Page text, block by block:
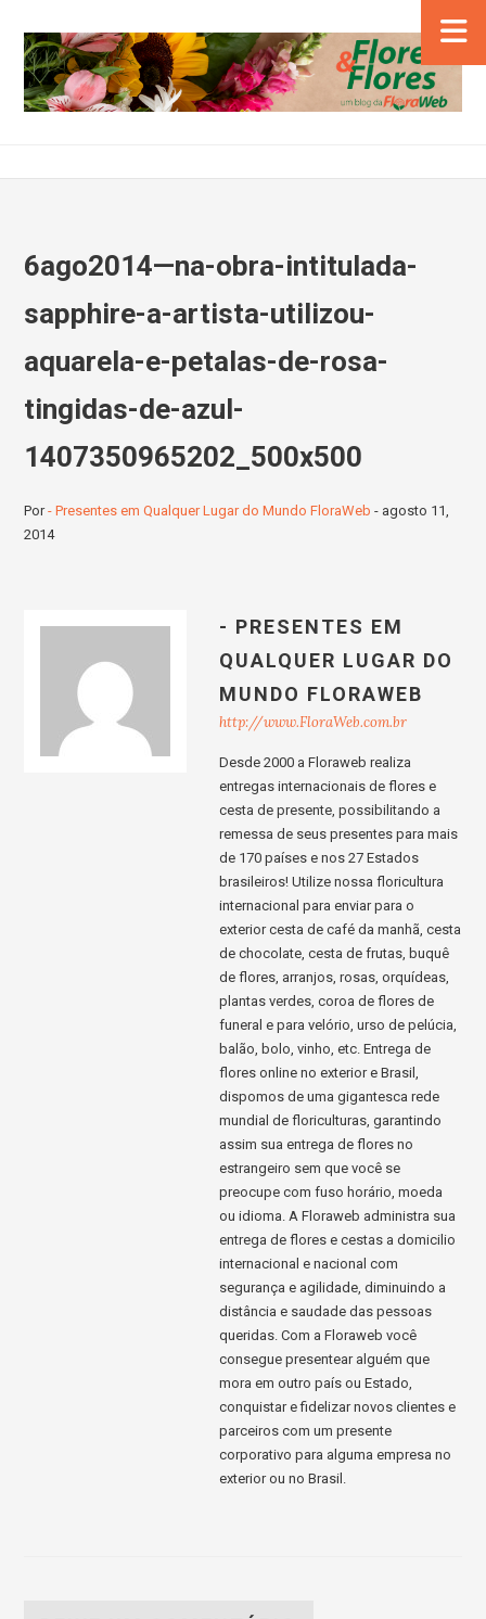
6ago2014—na-obra-intitulada-
sapphire-a-artista-utilizou-
aquarela-e-petalas-de-rosa-
tingidas-de-azul-
1407350965202_500x500
Por- Presentes em Qualquer Lugar do Mundo FloraWeb - agosto 11,
2014
- PRESENTES EM
QUALQUER LUGAR DO
MUNDO FLORAWEB
http://www.FloraWeb.com.br
Desde 2000 a Floraweb realiza
entregas internacionais de flores e
cesta de presente, possibilitando a
remessa de seus presentes para mais
de 170 países e nos 27 Estados
brasileiros! Utilize nossa floricultura
internacional para enviar para o
exterior cesta de café da manhã, cesta
de chocolate, cesta de frutas, buquê
de flores, arranjos, rosas, orquídeas,
plantas verdes, coroa de flores de
funeral e para velório, urso de pelúcia,
balão, bolo, vinho, etc. Entrega de
flores online no exterior e Brasil,
dispomos de uma gigantesca rede
mundial de floriculturas, garantindo
assim sua entrega de flores no
estrangeiro sem que você se
preocupe com fuso horário, moeda
ou idioma. A Floraweb administra sua
entrega de flores e cestas a domicilio
internacional e nacional com
segurança e agilidade, diminuindo a
distância e saudade das pessoas
queridas. Com a Floraweb você
consegue presentear alguém que
mora em outro país ou Estado,
conquistar e fidelizar novos clientes e
parceiros com um presente
corporativo para alguma empresa no
exterior ou no Brasil.